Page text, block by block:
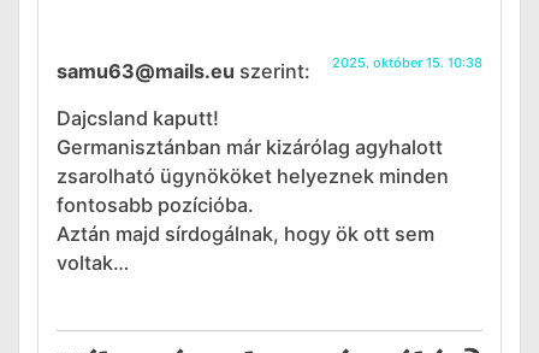
samu63@mails.eu szerint: 2025. október 15. 10:38
Dajcsland kaputt!
Germanisztánban már kizárólag agyhalott
zsarolható ügynököket helyeznek minden
fontosabb pozícióba.
Aztán majd sírdogálnak, hogy ök ott sem
voltak…